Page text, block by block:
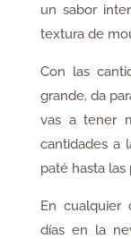
un sabor
textura de
Con las
grande, da
vas a tener
cantidades a
paté hasta las
En cualquier
días en la